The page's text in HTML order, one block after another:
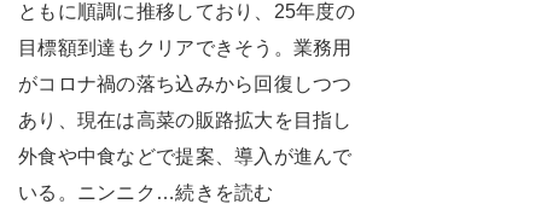
ともに順調に推移しており、25年度の
目標額到達もクリアできそう。業務用
がコロナ禍の落ち込みから回復しつつ
あり、現在は高菜の販路拡大を目指し
外食や中食などで提案、導入が進んで
いる。ニンニク…続きを読む